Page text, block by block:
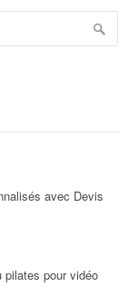
avec Devis
pour vidéo